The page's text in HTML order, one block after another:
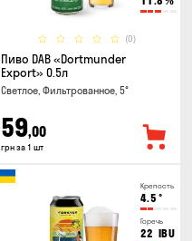
(0)
Пиво DAB «Dortmunder
Export» 0.5л
Светлое, Фильтрованное, 5°
59,00
грн за 1 шт
Крепость
4.5 °
Горечь
22 IBU